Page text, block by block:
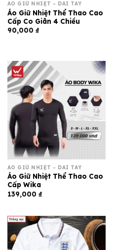
ÁO GIỮ NHIỆT - DÀI TAY
Áo Giữ Nhiệt Thể Thao Cao
Cấp Co Giãn 4 Chiều
90,000 ₫
ÁO GIỮ NHIỆT - DÀI TAY
Áo Giữ Nhiệt Thể Thao Cao
Cấp Wika
139,000 ₫